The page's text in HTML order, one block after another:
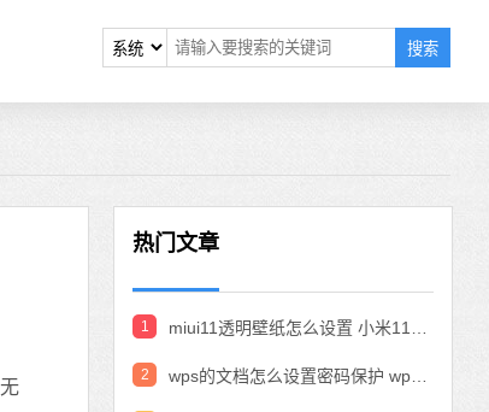
搜索
热门文章
1
2